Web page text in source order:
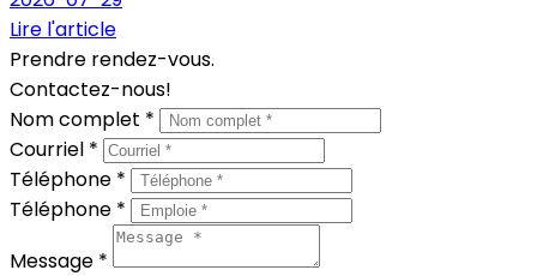
Lire l'article
Prendre rendez-vous.
Contactez-nous!
Nom complet *
Courriel *
Téléphone *
Téléphone *
Message *